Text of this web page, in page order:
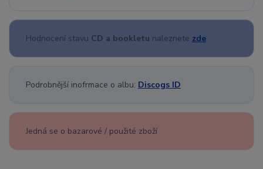
Hodnocení stavu CD a bookletu naleznete zde
Podrobnější inofrmace o albu: Discogs ID
Jedná se o bazarové / použité zboží